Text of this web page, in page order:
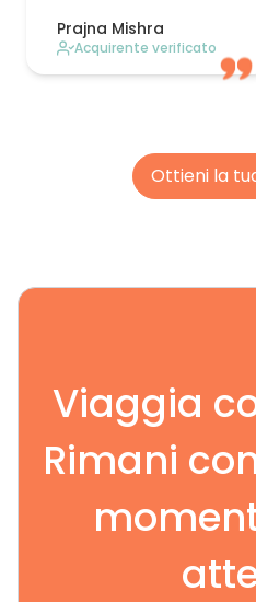
Prajna Mishra
Acquirente verificato
Ottieni la
Viaggia
Rimani